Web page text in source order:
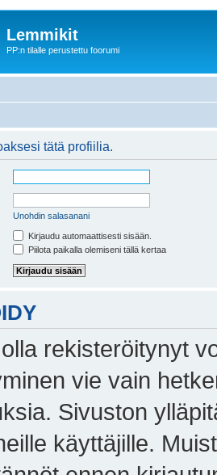
Lemmikit
PP:n tilalle perustettu foorumi
tätä profiilia.
Unohdin salasanani
Kirjaudu automaattisesti sisään.
Piilota paikalla olemiseni tällä kertaa
rekisteröitynyt
vie vain
Sivuston
käyttäjille.